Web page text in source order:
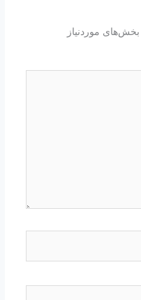
بخش‌های موردنیاز